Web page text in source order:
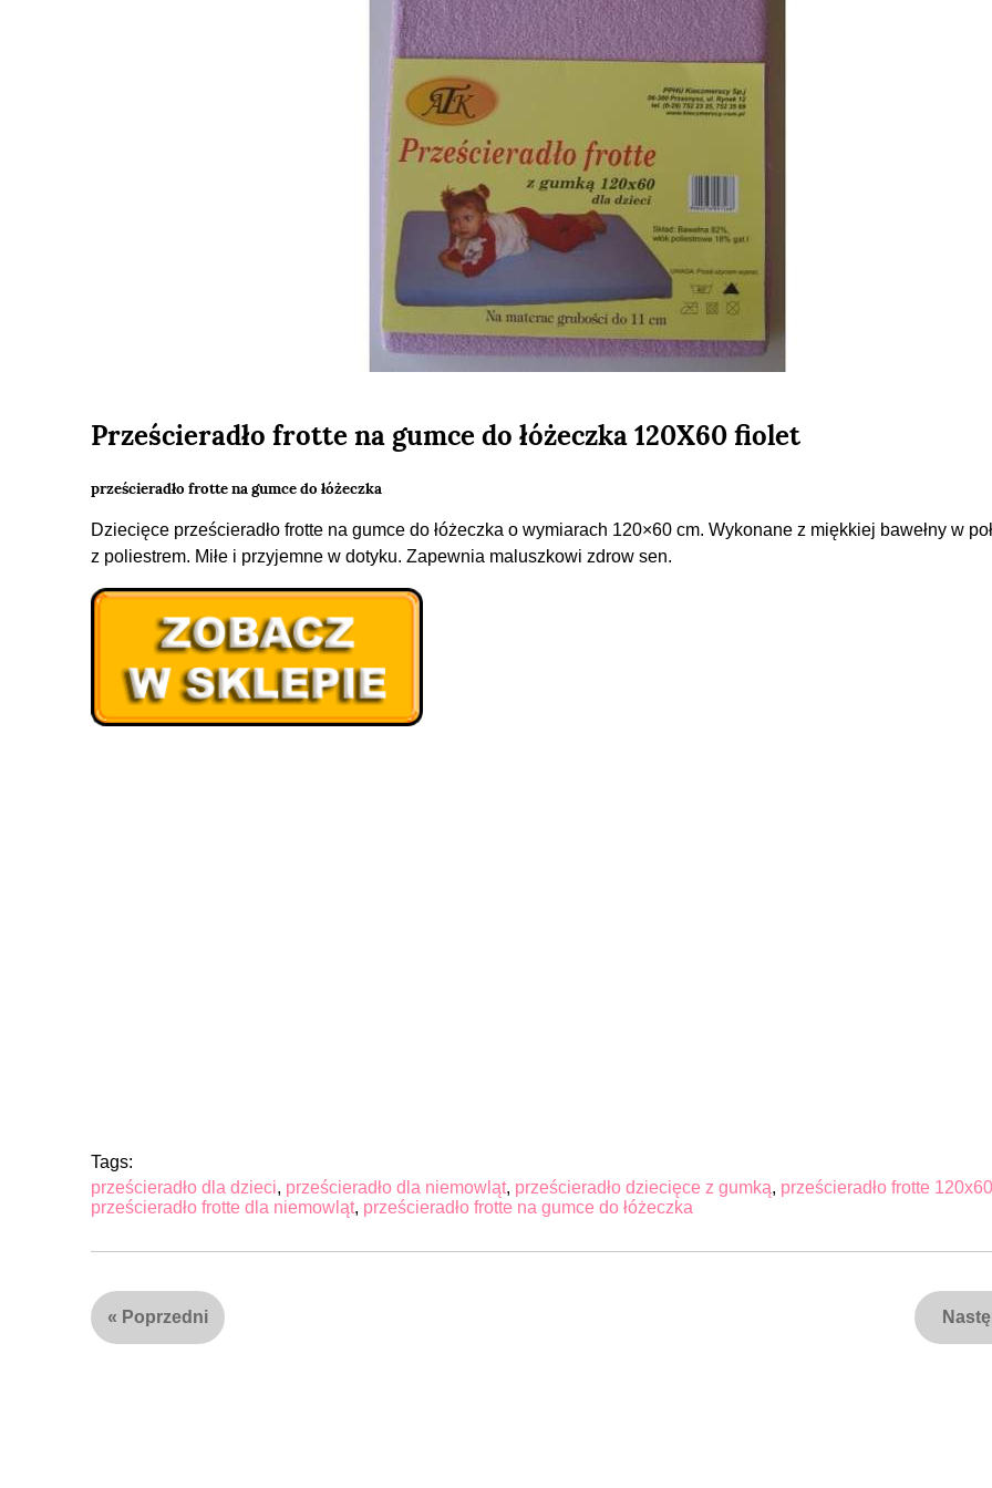
Prześcieradło frotte na gumce do łóżeczka 120X60 fiolet
prześcieradło frotte na gumce do łóżeczka
Dziecięce prześcieradło frotte na gumce do łóżeczka o wymiarach 120×60 cm. Wykonane z miękkiej bawełny w
z poliestrem. Miłe i przyjemne w dotyku. Zapewnia maluszkowi zdrow sen.
Tags:
prześcieradło dla dzieci, prześcieradło dla niemowląt, prześcieradło dziecięce z gumką, prześcieradło frotte 120x60
prześcieradło frotte dla niemowląt, prześcieradło frotte na gumce do łóżeczka
« Poprzedni